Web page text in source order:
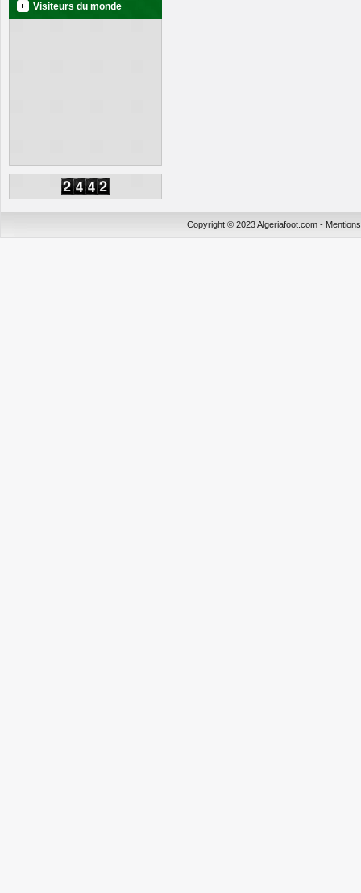
Visiteurs du monde
Copyright © 2023 Algeriafoot.com -